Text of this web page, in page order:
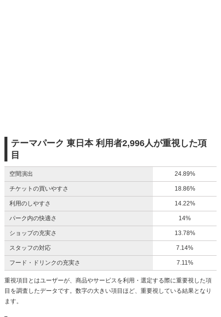
テーマパーク 東日本 利用者2,996人が重視した項
目
空間演出 24.89%
チケットの買いやすさ 18.86%
利用のしやすさ 14.22%
パーク内の快適さ 14%
ショップの充実さ 13.78%
スタッフの対応 7.14%
フード・ドリンクの充実さ 7.11%
重視項目とはユーザーが、商品やサービスを利用・選定する際に重要視した項
目を調査したデータです。数字の大きい項目ほど、重要視している結果となり
ます。